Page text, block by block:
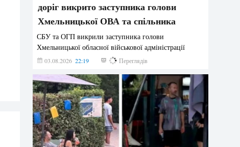
доріг викрито заступника голови
Хмельницької ОВА та спільника
СБУ та ОГП викрили заступника голови
Хмельницької обласної військової адміністрації
03.08.2026 22:19 847 Переглядів